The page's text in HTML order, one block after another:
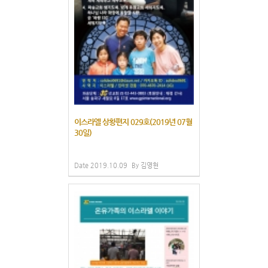
이스라엘 상황편지 029호(2019년 07월
30일)
Date 2019.10.09 By 김영현